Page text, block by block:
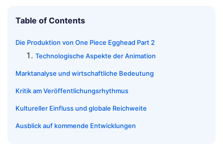
Table of Contents
Die Produktion von One Piece Egghead Part 2
Technologische Aspekte der Animation
Marktanalyse und wirtschaftliche Bedeutung
Kritik am Veröffentlichungsrhythmus
Kultureller Einfluss und globale Reichweite
Ausblick auf kommende Entwicklungen